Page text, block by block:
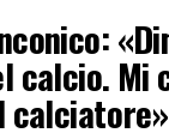
calcio. Mi
calciatore»